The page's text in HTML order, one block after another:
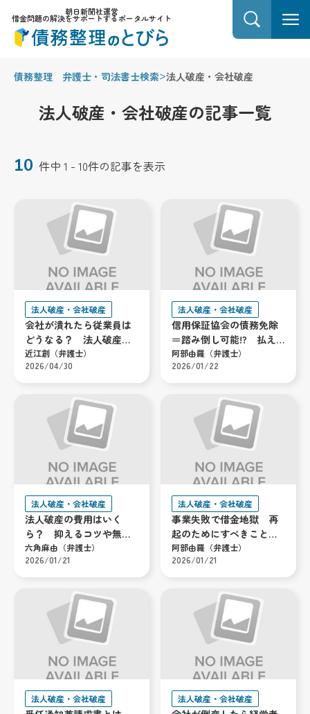
朝日新聞社運営
借金問題の解決をサポートするポータルサイト
債務整理 弁護士・司法書士検索>法人破産・会社破産
法人破産・会社破産の記事一覧
10 件中 1 - 10件の記事を表示
法人破産・会社破産
会社が潰れたら従業員は
どうなる？ 法人破産の
給料や退職金を解説
近江創（弁護士）
2026/04/30
法人破産・会社破産
信用保証協会の債務免除
＝踏み倒し可能!? 払え
ない場合の対処法
阿部由羅（弁護士）
2026/01/22
法人破産・会社破産
法人破産の費用はいく
ら？ 抑えるコツや無理
なく払う方法を解説
六角麻由（弁護士）
2026/01/21
法人破産・会社破産
事業失敗で借金地獄 再
起のためにすべきこと
弁護士が解説
阿部由羅（弁護士）
2026/01/21
法人破産・会社破産 法人破産・会社破産